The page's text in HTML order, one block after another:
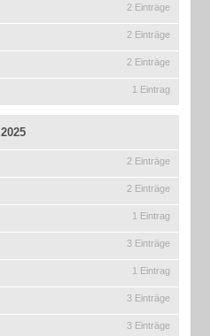
2 Einträge
2 Einträge
2 Einträge
1 Eintrag
2025
2 Einträge
2 Einträge
1 Eintrag
3 Einträge
1 Eintrag
3 Einträge
3 Einträge